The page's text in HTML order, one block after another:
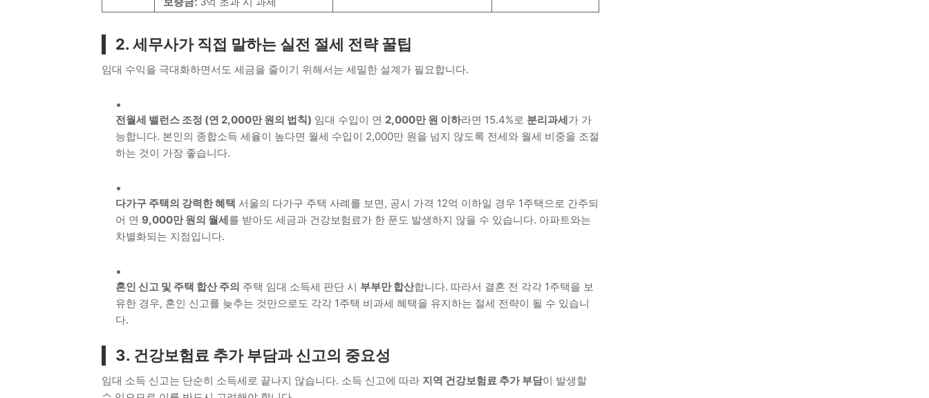
2. 세무사가 직접 말하는 실전 절세 전략 꿀팁
임대 수익을 극대화하면서도 세금을 줄이기 위해서는 세밀한 설계가 필요합니다.
전월세 밸런스 조정 (연 2,000만 원의 법칙) 임대 수입이 연 2,000만 원 이하라면 15.4%로 분리과세가 가
능합니다. 본인의 종합소득 세율이 높다면 월세 수입이 2,000만 원을 넘지 않도록 전세와 월세 비중을 조절
하는 것이 가장 좋습니다.
다가구 주택의 강력한 혜택 서울의 다가구 주택 사례를 보면, 공시 가격 12억 이하일 경우 1주택으로 간주되
어 연 9,000만 원의 월세를 받아도 세금과 건강보험료가 한 푼도 발생하지 않을 수 있습니다. 아파트와는
차별화되는 지점입니다.
혼인 신고 및 주택 합산 주의 주택 임대 소득세 판단 시 부부만 합산합니다. 따라서 결혼 전 각각 1주택을 보
유한 경우, 혼인 신고를 늦추는 것만으로도 각각 1주택 비과세 혜택을 유지하는 절세 전략이 될 수 있습니
다.
3. 건강보험료 추가 부담과 신고의 중요성
임대 소득 신고는 단순히 소득세로 끝나지 않습니다. 소득 신고에 따라 지역 건강보험료 추가 부담이 발생할